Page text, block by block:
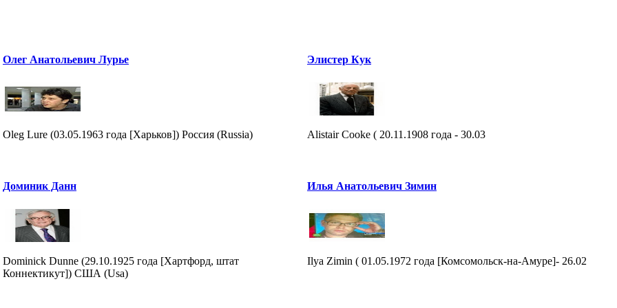
Олег Анатольевич Лурье
Oleg Lure (03.05.1963 года [Харьков]) Россия (Russia)
Элистер Кук
Alistair Cooke ( 20.11.1908 года - 30.03
Доминик Данн
Dominick Dunne (29.10.1925 года [Хартфорд, штат
Коннектикут]) США (Usa)
Илья Анатольевич Зимин
Ilya Zimin ( 01.05.1972 года [Комсомольск-на-Амуре]- 26.02